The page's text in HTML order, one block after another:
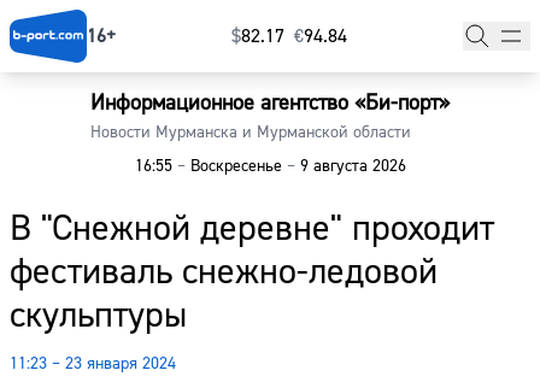
16+ $⁠82.17 €⁠94.84
Информационное агентство «Би-порт»
Новости Мурманска и Мурманской области
16:55 –Воскресенье –9 августа 2026
В "Снежной деревне" проходит
фестиваль снежно-ледовой
скульптуры
11:23 – 23 января 2024
Главная
Наши гости
Фоторепортажи
Погода